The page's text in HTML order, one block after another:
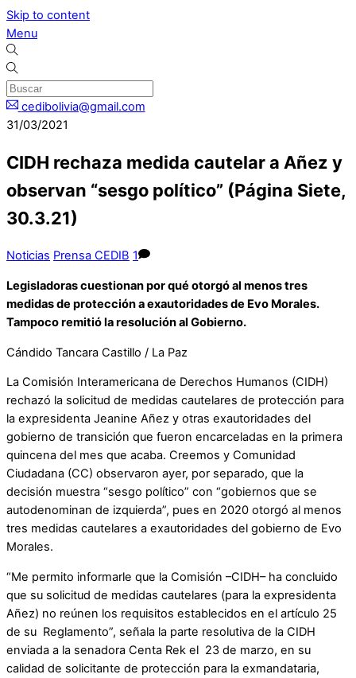
Skip to content
Menu
cedibolivia@gmail.com
31/03/2021
CIDH rechaza medida cautelar a Añez y
observan “sesgo político” (Página Siete,
30.3.21)
Noticias Prensa CEDIB 1
Legisladoras cuestionan por qué otorgó al menos tres
medidas de protección a exautoridades de Evo Morales.
Tampoco remitió la resolución al Gobierno.
Cándido Tancara Castillo / La Paz
La Comisión Interamericana de Derechos Humanos (CIDH)
rechazó la solicitud de medidas cautelares de protección para
la expresidenta Jeanine Añez y otras exautoridades del
gobierno de transición que fueron encarceladas en la primera
quincena del mes que acaba. Creemos y Comunidad
Ciudadana (CC) observaron ayer, por separado, que la
decisión muestra “sesgo político” con “gobiernos que se
autodenominan de izquierda”, pues en 2020 otorgó al menos
tres medidas cautelares a exautoridades del gobierno de Evo
Morales.
“Me permito informarle que la Comisión –CIDH– ha concluido
que su solicitud de medidas cautelares (para la expresidenta
Añez) no reúnen los requisitos establecidos en el artículo 25
de su Reglamento”, señala la parte resolutiva de la CIDH
enviada a la senadora Centa Rek el 23 de marzo, en su
calidad de solicitante de protección para la exmandataria,